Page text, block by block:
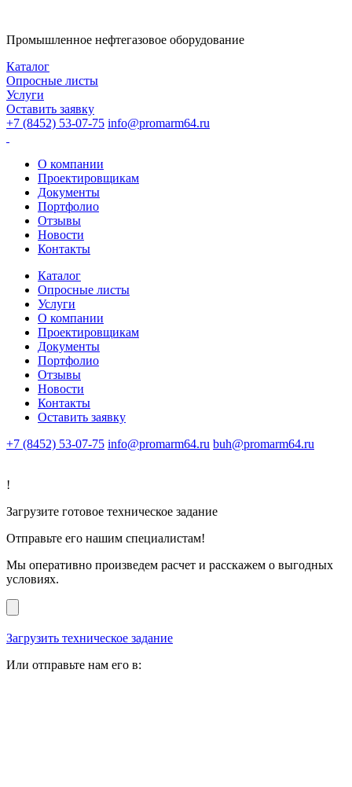
Промышленное нефтегазовое оборудование
Каталог
Опросные листы
Услуги
Оставить заявку
+7 (8452) 53-07-75 info@promarm64.ru
О компании
Проектировщикам
Документы
Портфолио
Отзывы
Новости
Контакты
Каталог
Опросные листы
Услуги
О компании
Проектировщикам
Документы
Портфолио
Отзывы
Новости
Контакты
Оставить заявку
+7 (8452) 53-07-75 info@promarm64.ru buh@promarm64.ru
!
Загрузите готовое техническое задание
Отправьте его нашим специалистам!
Мы оперативно произведем расчет и расскажем о выгодных
условиях.
Загрузить техническое задание
Или отправьте нам его в: